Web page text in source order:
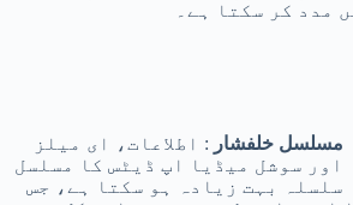
مدد کر سکتا ہے۔
مسلسل خلفشار : اطلاعات، ای میلز
اور سوشل میڈیا اپ ڈیٹس کا مسلسل
سلسلہ بہت زیادہ ہو سکتا ہے، جس